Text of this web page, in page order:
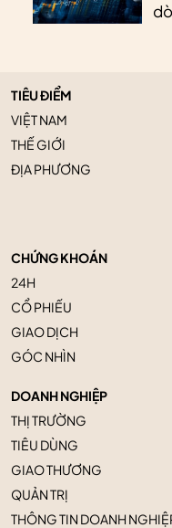
TIÊU ĐIỂM
VIỆT NAM
THẾ GIỚI
ĐỊA PHƯƠNG
CHỨNG KHOÁN
24H
CỔ PHIẾU
GIAO DỊCH
GÓC NHÌN
DOANH NGHIỆP
THỊ TRƯỜNG
TIÊU DÙNG
GIAO THƯƠNG
QUẢN TRỊ
THÔNG TIN DOANH